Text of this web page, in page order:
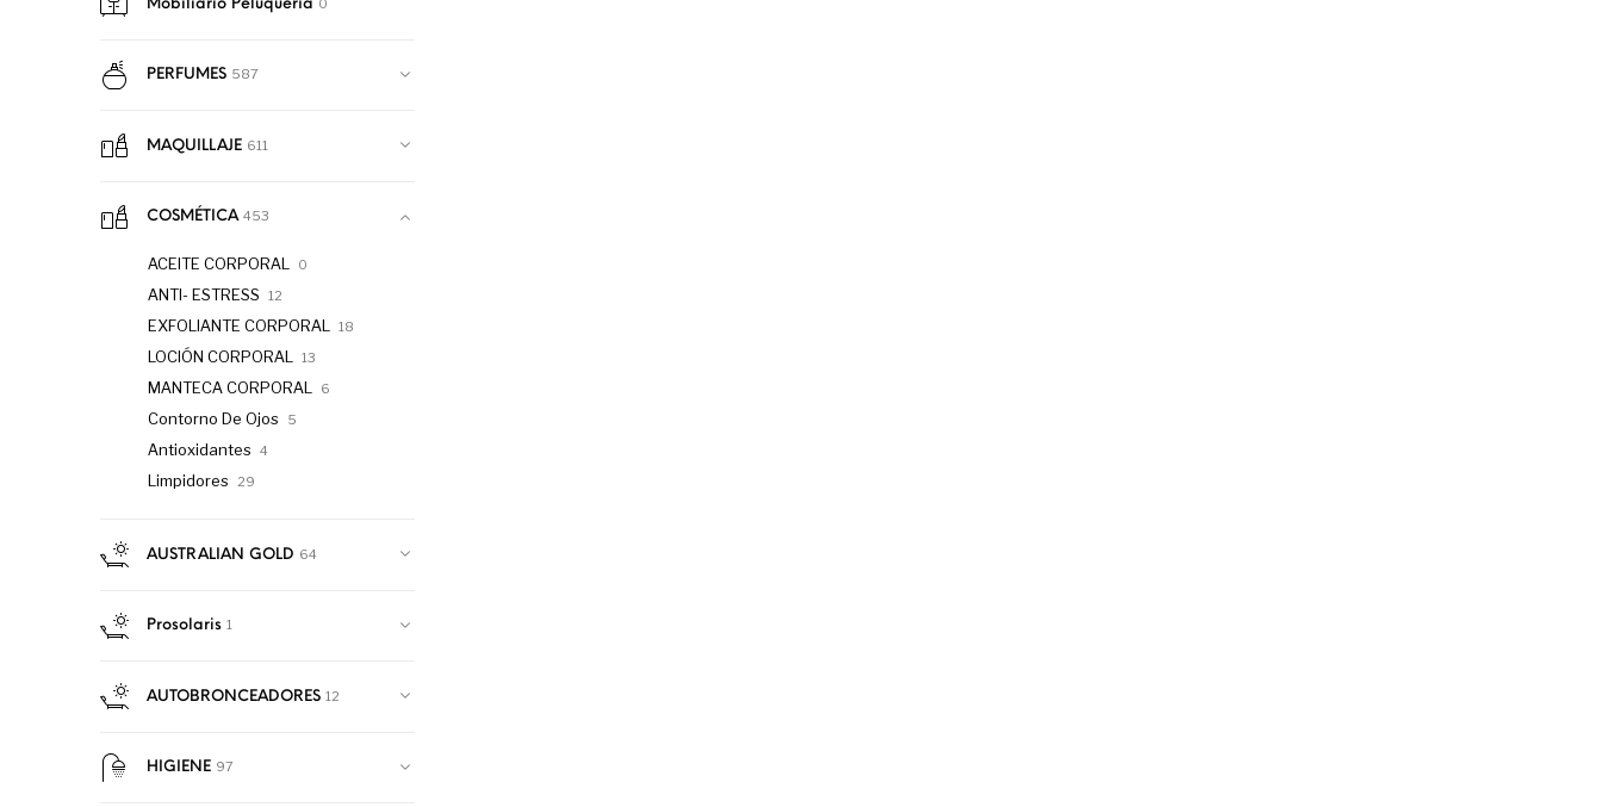
Mobiliario Peluquería 0
PERFUMES 587
MAQUILLAJE 611
COSMÉTICA 453
ACEITE CORPORAL 0
ANTI- ESTRESS 12
EXFOLIANTE CORPORAL 18
LOCIÓN CORPORAL 13
MANTECA CORPORAL 6
Contorno De Ojos 5
Antioxidantes 4
Limpidores 29
Antiarrugas y Antiedad
Corporal
MANOS 2
Nutritivas 13
AUSTRALIAN GOLD 64
Prosolaris 1
AUTOBRONCEADORES 12
HIGIENE 97